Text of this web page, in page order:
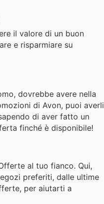
il valore di un buon
e risparmiare su
dovrebbe avere nella
di Avon, puoi averli
di aver fatto un
finché è disponibile!
al tuo fianco. Qui,
preferiti, dalle ultime
per aiutarti a